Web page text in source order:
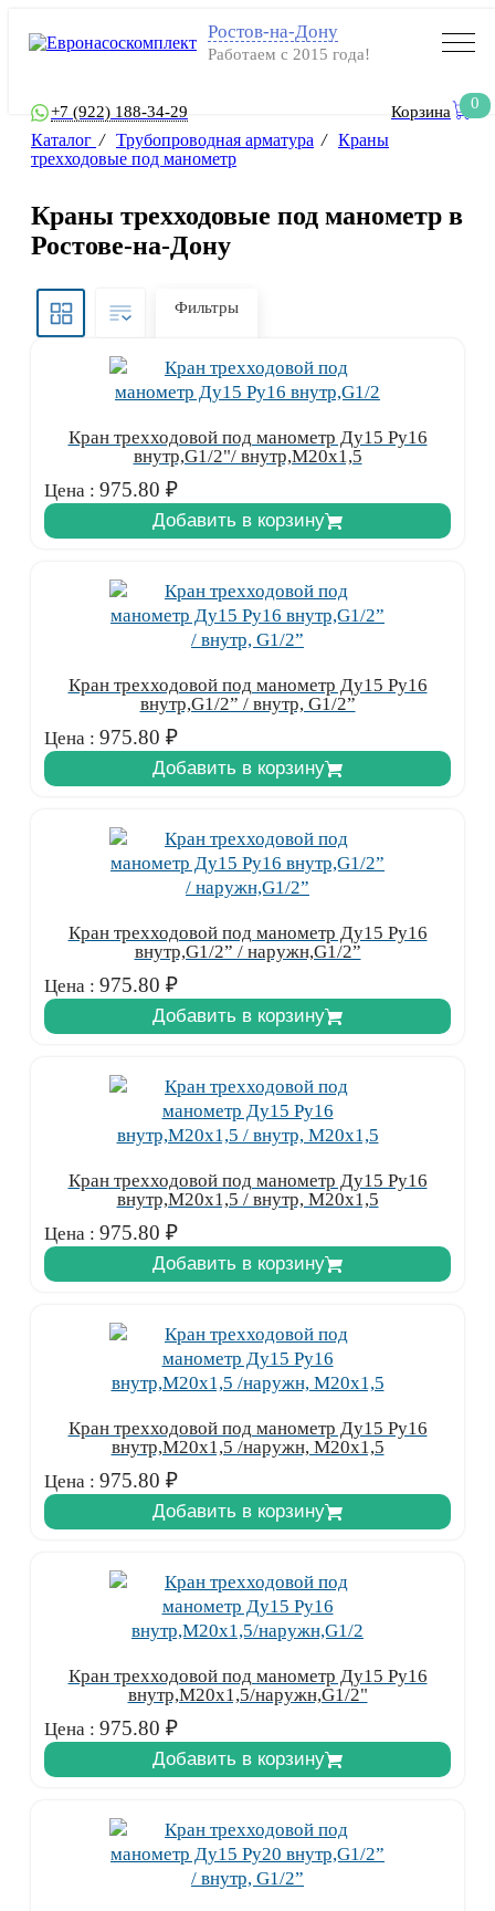
Ростов-на-Дону
Работаем с 2015 года!
+7 (922) 188-34-29 Корзина
0
Каталог / Трубопроводная арматура / Краны
трехходовые под манометр
Краны трехходовые под манометр в
Ростове-на-Дону
Фильтры
Кран трехходовой под манометр Ду15 Ру16
внутр,G1/2"/ внутр,М20х1,5
Цена : 975.80 ₽
Добавить в корзину
Кран трехходовой под манометр Ду15 Ру16
внутр,G1/2” / внутр, G1/2”
Цена : 975.80 ₽
Добавить в корзину
Кран трехходовой под манометр Ду15 Ру16
внутр,G1/2” / наружн,G1/2”
Цена : 975.80 ₽
Добавить в корзину
Кран трехходовой под манометр Ду15 Ру16
внутр,М20х1,5 / внутр, М20х1,5
Цена : 975.80 ₽
Добавить в корзину
Кран трехходовой под манометр Ду15 Ру16
внутр,М20х1,5 /наружн, М20х1,5
Цена : 975.80 ₽
Добавить в корзину
Кран трехходовой под манометр Ду15 Ру16
внутр,М20х1,5/наружн,G1/2"
Цена : 975.80 ₽
Добавить в корзину